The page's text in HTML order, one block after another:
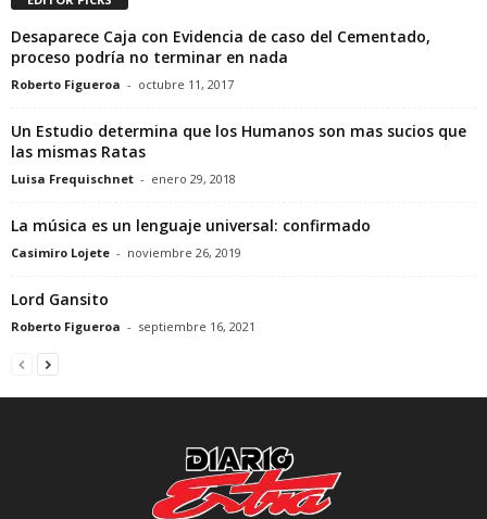
Desaparece Caja con Evidencia de caso del Cementado,
proceso podría no terminar en nada
Roberto Figueroa - octubre 11, 2017
Un Estudio determina que los Humanos son mas sucios que
las mismas Ratas
Luisa Frequischnet - enero 29, 2018
La música es un lenguaje universal: confirmado
Casimiro Lojete - noviembre 26, 2019
Lord Gansito
Roberto Figueroa - septiembre 16, 2021